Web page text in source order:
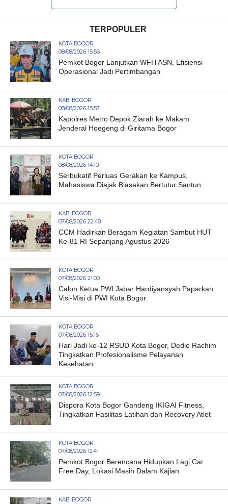
TERPOPULER
KOTA BOGOR
08/08/2026 15:56
Pemkot Bogor Lanjutkan WFH ASN, Efisiensi
Operasional Jadi Pertimbangan
KAB. BOGOR
08/08/2026 15:53
Kapolres Metro Depok Ziarah ke Makam
Jenderal Hoegeng di Giritama Bogor
KOTA BOGOR
08/08/2026 14:10
Serbukatif Perluas Gerakan ke Kampus,
Mahasiswa Diajak Biasakan Bertutur Santun
KAB. BOGOR
07/08/2026 22:48
CCM Hadirkan Beragam Kegiatan Sambut HUT
Ke-81 RI Sepanjang Agustus 2026
KOTA BOGOR
07/08/2026 21:00
Calon Ketua PWI Jabar Hardiyansyah Paparkan
Visi-Misi di PWI Kota Bogor
KOTA BOGOR
07/08/2026 15:16
Hari Jadi ke-12 RSUD Kota Bogor, Dedie Rachim
Tingkatkan Profesionalisme Pelayanan
Kesehatan
KOTA BOGOR
07/08/2026 12:59
Dispora Kota Bogor Gandeng IKIGAI Fitness,
Tingkatkan Fasilitas Latihan dan Recovery Atlet
KOTA BOGOR
07/08/2026 12:41
Pemkot Bogor Berencana Hidupkan Lagi Car
Free Day, Lokasi Masih Dalam Kajian
KAB. BOGOR